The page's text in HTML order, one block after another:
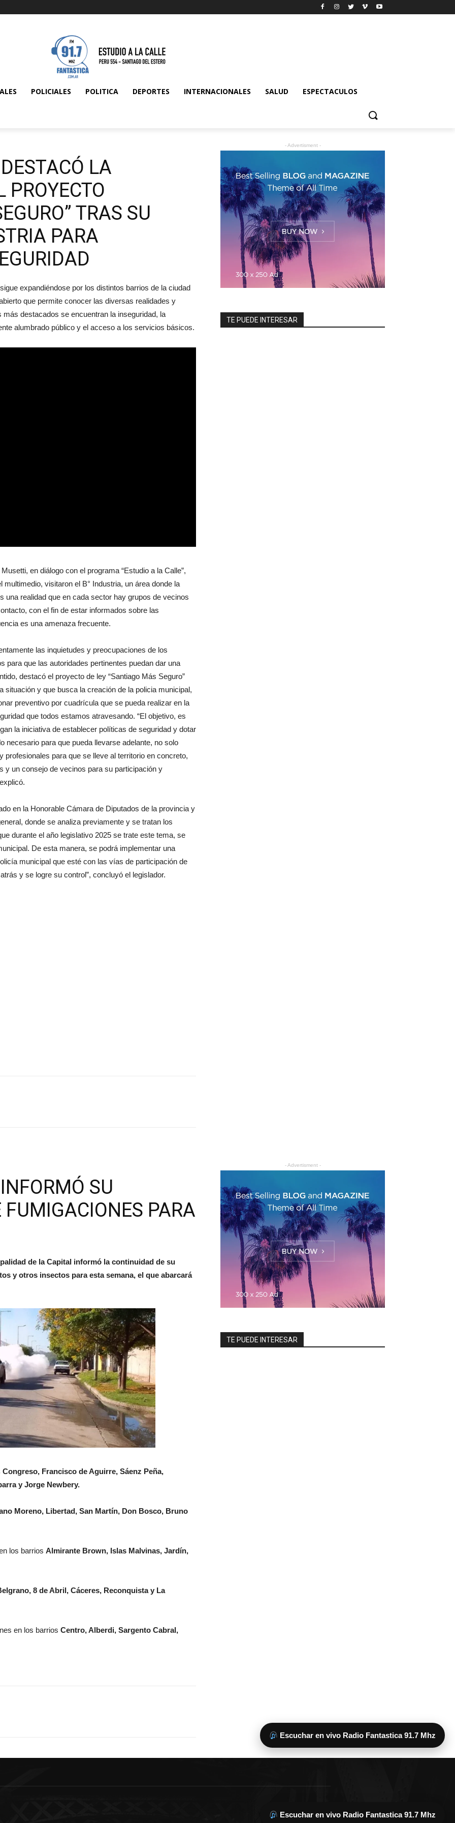
Escuchar en vivo Radio Fantastica 91.7 Mhz
POLICIALES POLITICA DEPORTES INTERNACIONALES SALUD ESPECTACULOS
LA
PROYECTO
TRAS SU
PARA
expandiéndose por los distintos barrios de la ciudad
que permite conocer las diversas realidades y
destacados se encuentran la inseguridad, la
alumbrado público y el acceso a los servicios básicos.
en diálogo con el programa “Estudio a la Calle”,
visitaron el B° Industria, un área donde la
una realidad que en cada sector hay grupos de vecinos
con el fin de estar informados sobre las
es una amenaza frecuente.
las inquietudes y preocupaciones de los
para que las autoridades pertinentes puedan dar una
destacó el proyecto de ley “Santiago Más Seguro”
y que busca la creación de la policia municipal,
preventivo por cuadrícula que se pueda realizar en la
que todos estamos atravesando. “El objetivo, es
la iniciativa de establecer políticas de seguridad y dotar
necesario para que pueda llevarse adelante, no solo
para que se lleve al territorio en concreto,
y un consejo de vecinos para su participación y
en la Honorable Cámara de Diputados de la provincia y
donde se analiza previamente y se tratan los
durante el año legislativo 2025 se trate este tema, se
De esta manera, se podrá implementar una
municipal que esté con las vías de participación de
y se logre su control”, concluyó el legislador.
- Advertisment -
TE PUEDE INTERESAR